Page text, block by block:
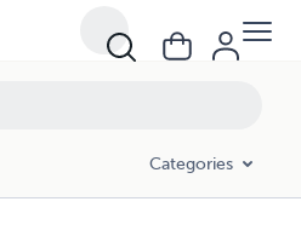
Categories